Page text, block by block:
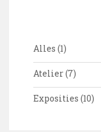
Alles (1)
Atelier(7)
Exposities (10)